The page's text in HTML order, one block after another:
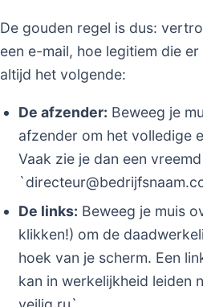
De gouden regel is dus:
een e-mail, hoe legitiem die
altijd het volgende:
De afzender: Beweeg je
afzender om het volledige
Vaak zie je dan een
De links: Beweeg je muis
klikken!) om de
hoek van je scherm. Een
kan in werkelijkheid leiden